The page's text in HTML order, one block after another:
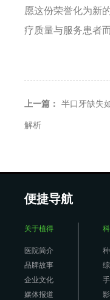
愿这份荣誉化为新
疗质量与服务患者
上一篇： 半口牙缺失
解析
便捷导航
关于植得
医院简介
品牌故事
企业文化
媒体报道